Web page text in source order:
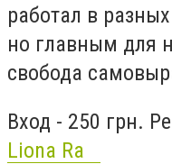
работал в
но главным для
свобода
Вход - 250 грн.
Liona Ra